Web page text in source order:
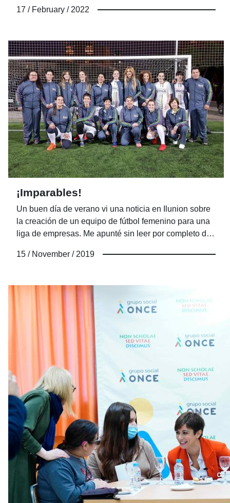
una actividad económica y social que van de la mano
Organización es máximo exponente. Celebramos el
Día Internacional del Juego Responsable y seguimos
diciendo bien alto ¡Bien Jugado!
17 / February / 2022
¡Imparables!
Un buen día de verano vi una noticia en Ilunion sobre
la creación de un equipo de fútbol femenino para una
liga de empresas. Me apunté sin leer por completo de
empresas del Grupo Social ONCE de toda España.
que la Liga era... ¡con otras empresas de la
Comunidad de Madrid! ¿Por qué no leí bien la
convocatoria? ¿Cómo íbamos a jugar personas con
diferentes discapacidades, sin apenas contacto con
esa disciplina, contra empresas de todo tipo y, a buen
discapacidad? No importaba, lo cierto es que empezó
a embargarme una emoción y una ilusión
indescriptible por el reto en mayúsculas que de nuevo
teníamos. La oportunidad de sentirnos todas incluidas
a través de lo que más une; un objetivo común.
15 / November / 2019